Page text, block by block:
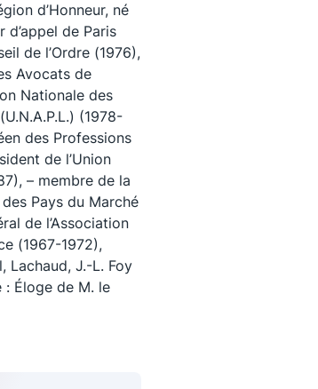
d’Honneur, né
d’appel de Paris
de l’Ordre (1976),
Avocats de
Nationale des
(1978-
des Professions
de l’Union
– membre de la
Pays du Marché
de l’Association
(1967-1972),
Lachaud, J.-L. Foy
Éloge de M. le